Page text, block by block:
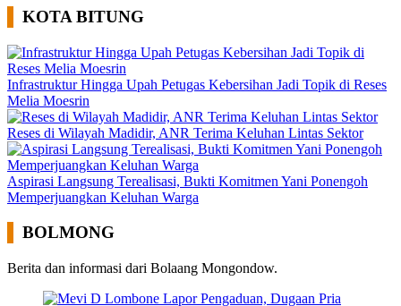
KOTA BITUNG
Infrastruktur Hingga Upah Petugas Kebersihan Jadi Topik di Reses
Melia Moesrin
Reses di Wilayah Madidir, ANR Terima Keluhan Lintas Sektor
Aspirasi Langsung Terealisasi, Bukti Komitmen Yani Ponengoh
Memperjuangkan Keluhan Warga
BOLMONG
Berita dan informasi dari Bolaang Mongondow.